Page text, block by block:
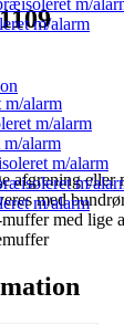
m/alarm
alarm
m/alarm
alarm
m/alarm
m/
m/alarm
afgrening eller
med
med lige